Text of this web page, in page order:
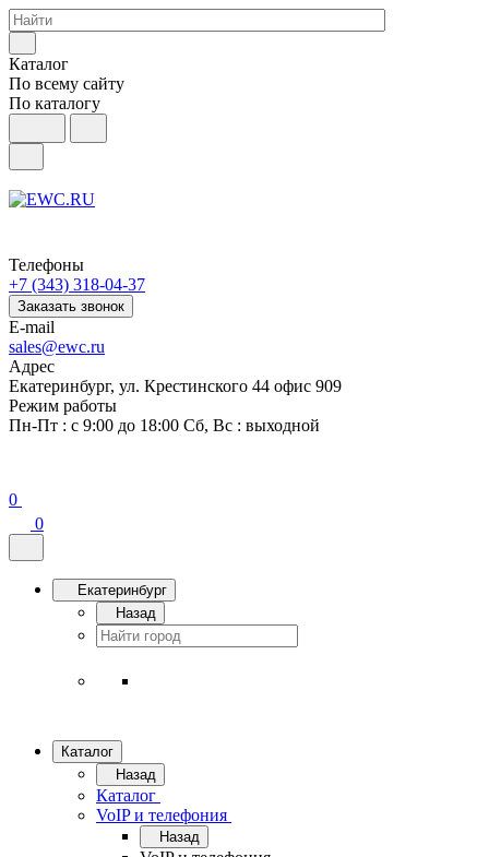
Каталог
По всему сайту
По каталогу
Телефоны
+7 (343) 318-04-37
Заказать звонок
E-mail
sales@ewc.ru
Адрес
Екатеринбург, ул. Крестинского 44 офис 909
Режим работы
Пн-Пт : с 9:00 до 18:00 Сб, Вс : выходной
0
0
Екатеринбург
Назад
Каталог
Назад
Каталог
VoIP и телефония
Назад